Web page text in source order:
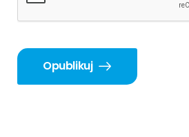
Opublikuj